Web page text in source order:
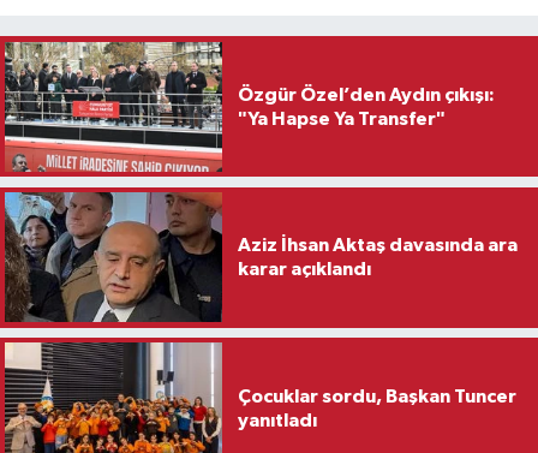
Özgür Özel’den Aydın çıkışı:
"Ya Hapse Ya Transfer"
Aziz İhsan Aktaş davasında ara
karar açıklandı
Çocuklar sordu, Başkan Tuncer
yanıtladı